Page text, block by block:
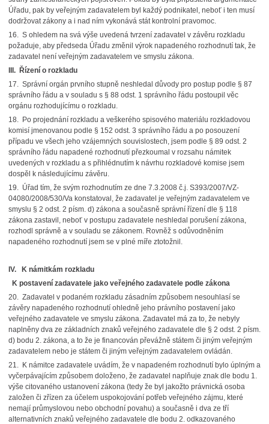
Úřadu, pak by veřejným zadavatelem byl každý podnikatel, neboť i ten musí
dodržovat zákony a i nad ním vykonává stát kontrolní pravomoc.
16. S ohledem na svá výše uvedená tvrzení zadavatel v závěru rozkladu
požaduje, aby předseda Úřadu změnil výrok napadeného rozhodnutí tak, že
zadavatel není veřejným zadavatelem ve smyslu zákona.
III. Řízení o rozkladu
17. Správní orgán prvního stupně neshledal důvody pro postup podle § 87
správního řádu a v souladu s § 88 odst. 1 správního řádu postoupil věc
orgánu rozhodujícímu o rozkladu.
18. Po projednání rozkladu a veškerého spisového materiálu rozkladovou
komisí jmenovanou podle § 152 odst. 3 správního řádu a po posouzení
případu ve všech jeho vzájemných souvislostech, jsem podle § 89 odst. 2
správního řádu napadené rozhodnutí přezkoumal v rozsahu námitek
uvedených v rozkladu a s přihlédnutím k návrhu rozkladové komise jsem
dospěl k následujícímu závěru.
19. Úřad tím, že svým rozhodnutím ze dne 7.3.2008 č.j. S393/2007/VZ-
04080/2008/530/Va konstatoval, že zadavatel je veřejným zadavatelem ve
smyslu § 2 odst. 2 písm. d) zákona a současně správní řízení dle § 118
zákona zastavil, neboť v postupu zadavatele neshledal porušení zákona,
rozhodl správně a v souladu se zákonem. Rovněž s odůvodněním
napadeného rozhodnutí jsem se v plné míře ztotožnil.
IV. K námitkám rozkladu
K postavení zadavatele jako veřejného zadavatele podle zákona
20. Zadavatel v podaném rozkladu zásadním způsobem nesouhlasí se
závěry napadeného rozhodnutí ohledně jeho právního postavení jako
veřejného zadavatele ve smyslu zákona. Zadavatel má za to, že nebyly
naplněny dva ze základních znaků veřejného zadavatele dle § 2 odst. 2 písm.
d) bodu 2. zákona, a to že je financován převážně státem či jiným veřejným
zadavatelem nebo je státem či jiným veřejným zadavatelem ovládán.
21. K námitce zadavatele uvádím, že v napadeném rozhodnutí bylo úplným a
vyčerpávajícím způsobem doloženo, že zadavatel naplňuje znak dle bodu 1.
výše citovaného ustanovení zákona (tedy že byl jakožto právnická osoba
založen či zřízen za účelem uspokojování potřeb veřejného zájmu, které
nemají průmyslovou nebo obchodní povahu) a současně i dva ze tří
alternativních znaků veřejného zadavatele dle bodu 2. odkazovaného